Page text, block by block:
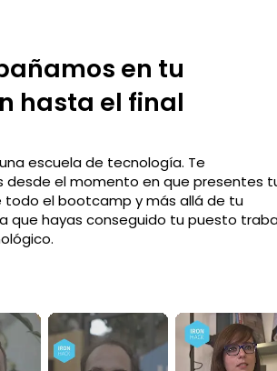
en tu
hasta el final
escuela de tecnología. Te
desde el momento en que presentes
todo el bootcamp y más allá de tu
que hayas conseguido tu puesto